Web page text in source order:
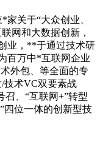
关于“大众创业、
网和大数据创新，
业，**于通过技术研
百万中*互联网企业
外包、等全面的专
技术VC双要素战
召、“互联网+”转型
四位一体的创新型技